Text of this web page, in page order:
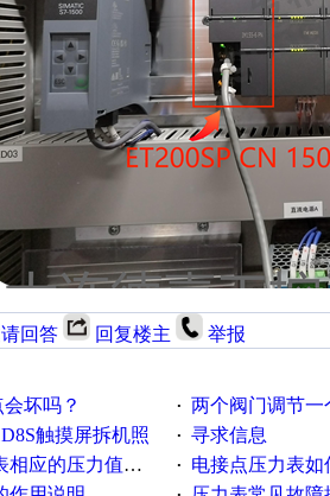
回答 回复楼主 举报
坏吗？ · 两个阀门调节
触摸屏拆机照 · 寻求信息
力值与使用注意事项 · 电接点压力表如